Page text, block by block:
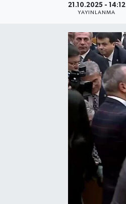
21.10.2025 - 14:12
YAYINLANMA